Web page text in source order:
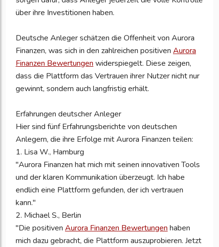
über ihre Investitionen haben.
Deutsche Anleger schätzen die Offenheit von Aurora
Finanzen, was sich in den zahlreichen positiven Aurora
Finanzen Bewertungen widerspiegelt. Diese zeigen,
dass die Plattform das Vertrauen ihrer Nutzer nicht nur
gewinnt, sondern auch langfristig erhält.
Erfahrungen deutscher Anleger
Hier sind fünf Erfahrungsberichte von deutschen
Anlegern, die ihre Erfolge mit Aurora Finanzen teilen:
1. Lisa W., Hamburg
"Aurora Finanzen hat mich mit seinen innovativen Tools
und der klaren Kommunikation überzeugt. Ich habe
endlich eine Plattform gefunden, der ich vertrauen
kann."
2. Michael S., Berlin
"Die positiven Aurora Finanzen Bewertungen haben
mich dazu gebracht, die Plattform auszuprobieren. Jetzt